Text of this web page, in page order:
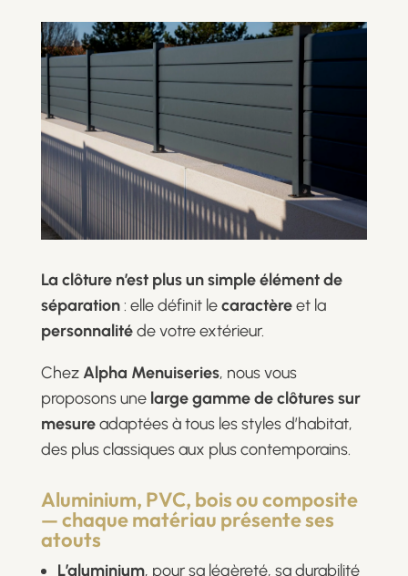
La clôture n’est plus un simple élément de
séparation: elle définit lecaractèreet la
personnalitéde votre extérieur.
Chez Alpha Menuiseries, nous vous
proposons une large gamme de clôtures sur
mesureadaptées à tous les styles d’habitat,
des plus classiques aux plus contemporains.
Aluminium, PVC, bois ou composite
— chaque matériau présente ses
atouts
L’aluminium, pour sa légèreté, sa durabilité